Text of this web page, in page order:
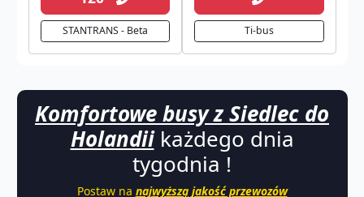
STANTRANS - Beta Ti-bus
Komfortowe busy z Siedlec do
Holandiikażdego dnia
tygodnia !
Postaw na najwyższą jakość przewozów